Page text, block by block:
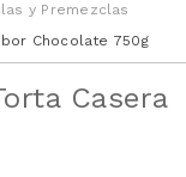
y Premezclas
Chocolate 750g
Casera